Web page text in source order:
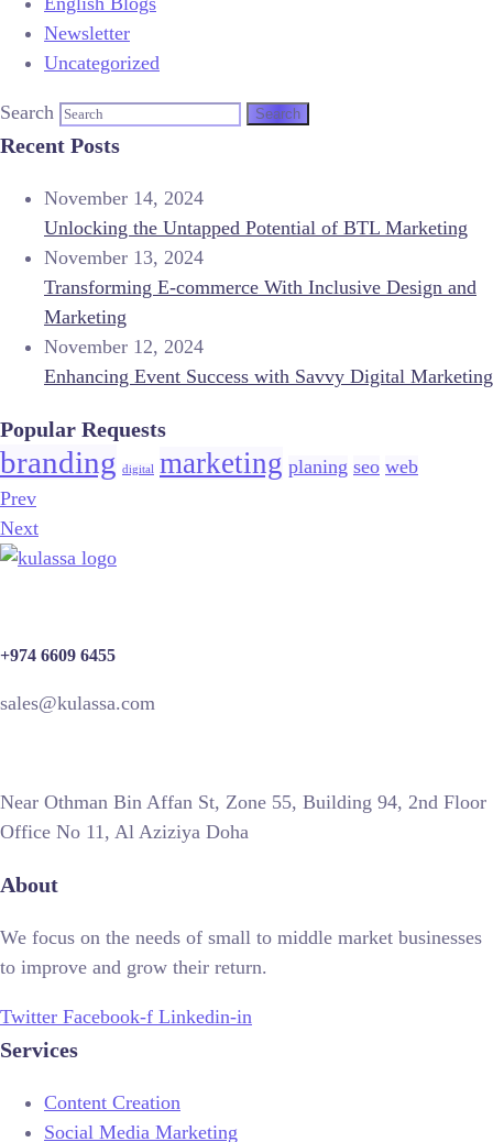
Newsletter
Uncategorized
Search
Recent Posts
November 14, 2024
Unlocking the Untapped Potential of BTL Marketing
November 13, 2024
Transforming E-commerce With Inclusive Design and
Marketing
November 12, 2024
Enhancing Event Success with Savvy Digital Marketing
Popular Requests
branding digital marketing planing seo web
Prev
Next
+974 6609 6455
sales@kulassa.com
Near Othman Bin Affan St, Zone 55, Building 94, 2nd Floor
Office No 11, Al Aziziya Doha
About
We focus on the needs of small to middle market businesses
to improve and grow their return.
Twitter Facebook-f Linkedin-in
Services
Content Creation
Social Media Marketing